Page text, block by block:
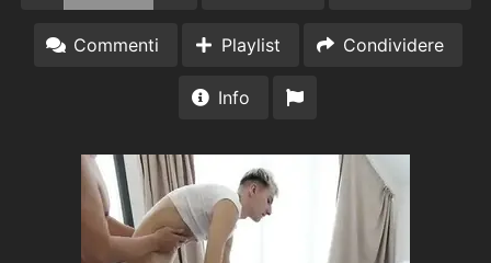
Commenti Playlist Condividere
Info